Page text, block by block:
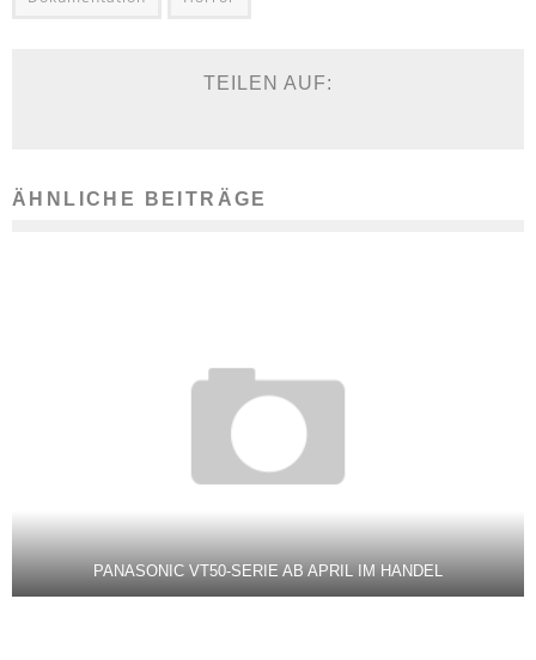
TEILEN AUF:
ÄHNLICHE BEITRÄGE
PANASONIC VT50-SERIE AB APRIL IM HANDEL